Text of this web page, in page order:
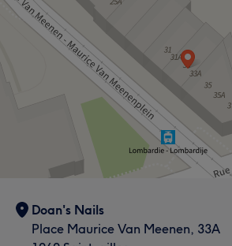
Grondig 15
Doan's Nails
Place Maurice Van Meenen, 33A